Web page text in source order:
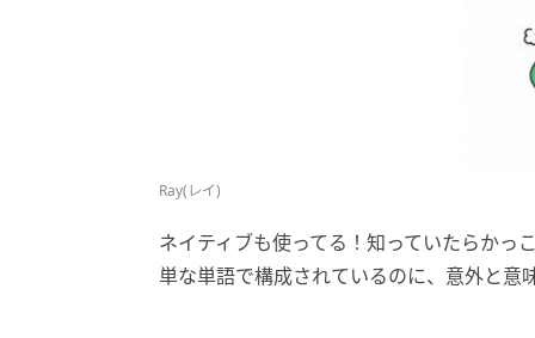
Ray(レイ)
ネイティブも使ってる！知っていたらかっ
単な単語で構成されているのに、意外と意